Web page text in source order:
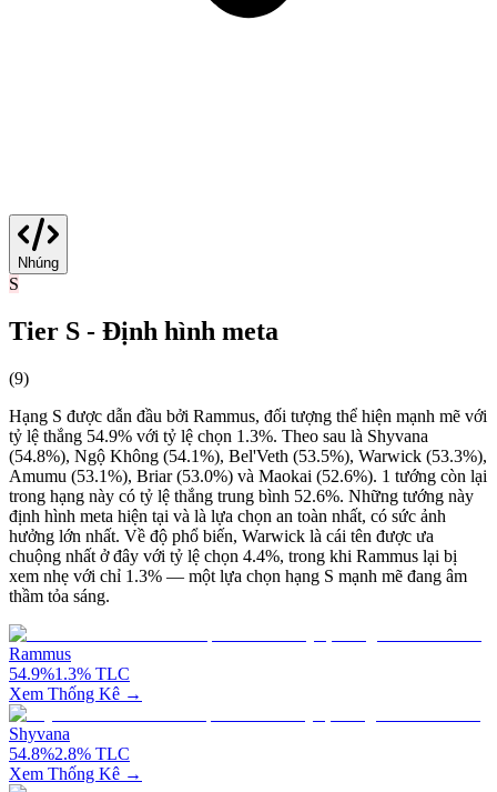
Nhúng
S
Tier S - Định hình meta
(9)
Hạng S được dẫn đầu bởi Rammus, đối tượng thể hiện mạnh mẽ với
tỷ lệ thắng 54.9% với tỷ lệ chọn 1.3%. Theo sau là Shyvana
(54.8%), Ngộ Không (54.1%), Bel'Veth (53.5%), Warwick (53.3%),
Amumu (53.1%), Briar (53.0%) và Maokai (52.6%). 1 tướng còn lại
trong hạng này có tỷ lệ thắng trung bình 52.6%. Những tướng này
định hình meta hiện tại và là lựa chọn an toàn nhất, có sức ảnh
hưởng lớn nhất. Về độ phổ biến, Warwick là cái tên được ưa
chuộng nhất ở đây với tỷ lệ chọn 4.4%, trong khi Rammus lại bị
xem nhẹ với chỉ 1.3% — một lựa chọn hạng S mạnh mẽ đang âm
thầm tỏa sáng.
Rammus
54.9%1.3% TLC
Xem Thống Kê →
Shyvana
54.8%2.8% TLC
Xem Thống Kê →